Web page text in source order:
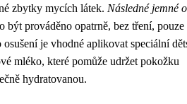
zbytky mycích látek. Následné jemné
být prováděno opatrně, bez tření, pouze
je vhodné aplikovat speciální
mléko, které pomůže udržet pokožku
hydratovanou.